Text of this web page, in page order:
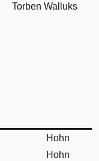
Torben Walluks
Hohn
Hohn